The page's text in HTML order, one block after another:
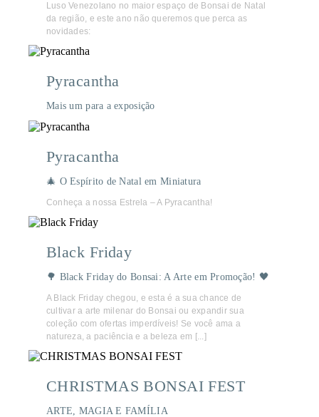
Luso Venezolano no maior espaço de Bonsai de Natal
da região, e este ano não queremos que perca as
novidades:
Pyracantha
Mais um para a exposição
Pyracantha
🎄 O Espírito de Natal em Miniatura
Conheça a nossa Estrela – A Pyracantha!
Black Friday
🌳 Black Friday do Bonsai: A Arte em Promoção! 🖤
A Black Friday chegou, e esta é a sua chance de
cultivar a arte milenar do Bonsai ou expandir sua
coleção com ofertas imperdíveis! Se você ama a
natureza, a paciência e a beleza em [...]
CHRISTMAS BONSAI FEST
ARTE, MAGIA E FAMÍLIA